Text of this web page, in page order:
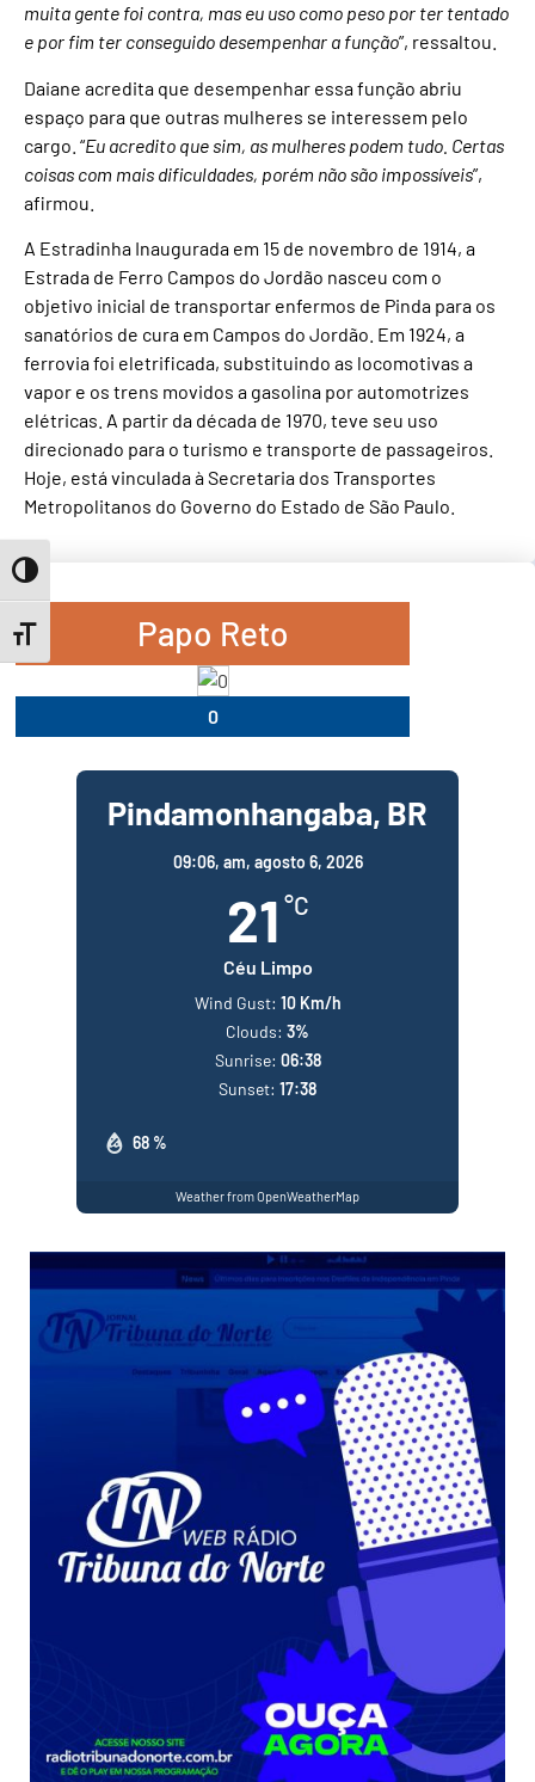
Toggle High Contrast
Toggle Font size
muita gente foi contra, mas eu uso como peso por ter tentado
e por fim ter conseguido desempenhar a função”, ressaltou.
Daiane acredita que desempenhar essa função abriu
espaço para que outras mulheres se interessem pelo
cargo. “Eu acredito que sim, as mulheres podem tudo. Certas
coisas com mais dificuldades, porém não são impossíveis”,
afirmou.
A Estradinha Inaugurada em 15 de novembro de 1914, a
Estrada de Ferro Campos do Jordão nasceu com o
objetivo inicial de transportar enfermos de Pinda para os
sanatórios de cura em Campos do Jordão. Em 1924, a
ferrovia foi eletrificada, substituindo as locomotivas a
vapor e os trens movidos a gasolina por automotrizes
elétricas. A partir da década de 1970, teve seu uso
direcionado para o turismo e transporte de passageiros.
Hoje, está vinculada à Secretaria dos Transportes
Metropolitanos do Governo do Estado de São Paulo.
Papo Reto
0
Pindamonhangaba, BR
09:06, am, agosto 6, 2026
21 °C
Céu Limpo
68 %
Wind Gust: 10 Km/h
Clouds: 3%
Sunrise: 06:38
Sunset: 17:38
Weather from OpenWeatherMap